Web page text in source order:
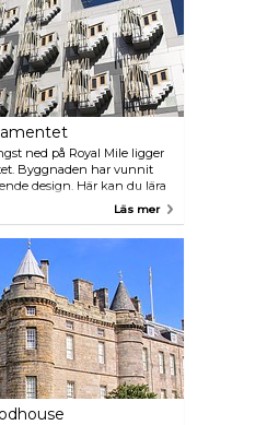
ned på Royal Mile ligger
Byggnaden har vunnit
design. Här kan du lära
historia, titta på live
se medlemmarna i det
live rekommenderas
Läs mer